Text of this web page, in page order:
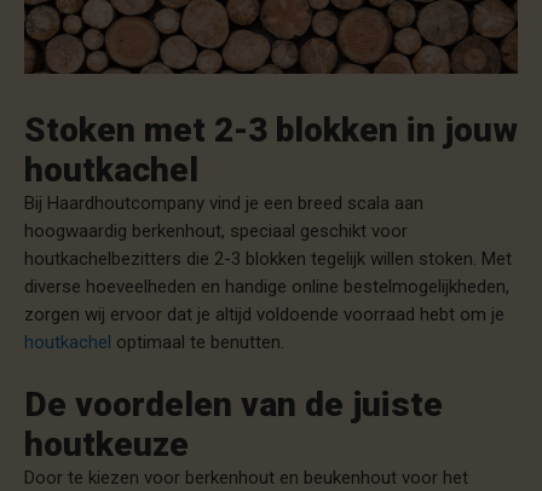
Stoken met 2-3 blokken in jouw
houtkachel
Bij Haardhoutcompany vind je een breed scala aan
hoogwaardig berkenhout, speciaal geschikt voor
houtkachelbezitters die 2-3 blokken tegelijk willen stoken. Met
diverse hoeveelheden en handige online bestelmogelijkheden,
zorgen wij ervoor dat je altijd voldoende voorraad hebt om je
houtkachel optimaal te benutten.
De voordelen van de juiste
houtkeuze
Door te kiezen voor berkenhout en beukenhout voor het